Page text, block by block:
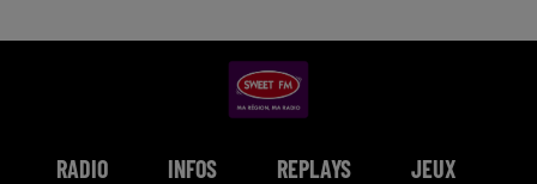
RADIO INFOS REPLAYS JEUX